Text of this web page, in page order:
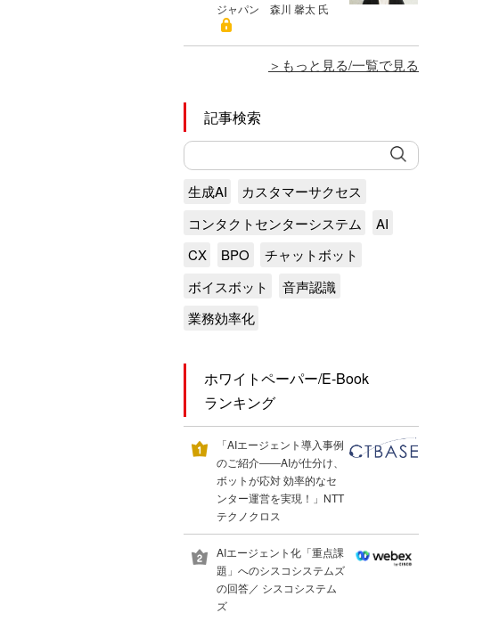
ジャパン 森川 馨太 氏
もっと見る/一覧で見る
記事検索
生成AI
カスタマーサクセス
コンタクトセンターシステム
AI
CX
BPO
チャットボット
ボイスボット
音声認識
業務効率化
ホワイトペーパー/E-Book
ランキング
「AIエージェント導入事例
のご紹介――AIが仕分け、
ボットが応対 効率的なセ
ンター運営を実現！」NTT
テクノクロス
AIエージェント化「重点課
題」へのシスコシステムズ
の回答／ シスコシステム
ズ